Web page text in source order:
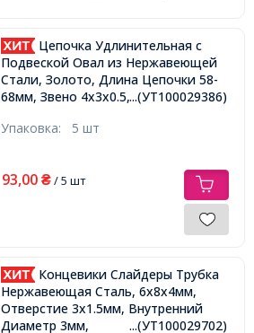
Цепочка Удлинительная с
Подвеской Овал из Нержавеющей
Стали, Золото, Длина Цепочки 58-
68мм, Звено 4х3х0.5, Подвеска
...(УТ100029386)
Упаковка: 5 шт
93,00 ₴/ 5 шт
Концевики Слайдеры Трубка
Нержавеющая Сталь, 6х8х4мм,
Отверстие 3х1.5мм, Внутренний
Диаметр 3мм,
...(УТ100029702)